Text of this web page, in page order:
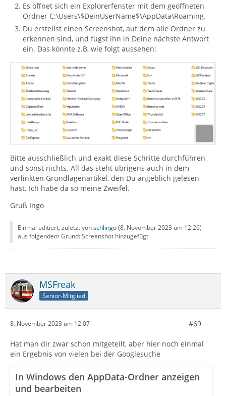
Es öffnet sich ein Explorerfenster mit dem geöffneten
Ordner C:\Users\$DeinUserName$\AppData\Roaming.
Du erstellst einen Screenshot, auf dem alle Ordner zu
erkennen sind, und fügst ihn in Deine nächste Antwort
ein. Das könnte z.B, wie folgt aussehen:
Bitte ausschließlich und exakt diese Schritte durchführen
und sonst nichts. All das steht übrigens auch in dem
verlinkten Grundlagenartikel, den Du angeblich gelesen
hast. Ich habe da so meine Zweifel.
Gruß Ingo
Einmal editiert, zuletzt vonschlingo(8. November 2023 um 12:26)
aus folgendem Grund: Screenshot hinzugefügt
MSFreak
Senior-Mitglied
8. November 2023 um 12:07 #69
Hat man dir zwar schon mitgeteilt, aber hier noch einmal
ein Ergebnis von vielen bei der Googlesuche
In Windows den AppData-Ordner anzeigen
und bearbeiten